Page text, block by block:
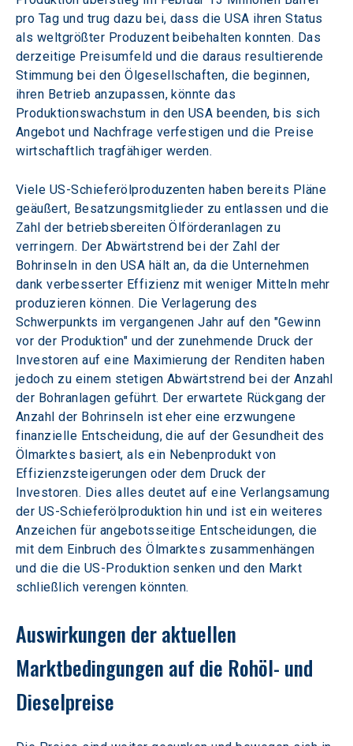
pro Tag und trug dazu bei, dass die USA ihren Status
als weltgrößter Produzent beibehalten konnten. Das
derzeitige Preisumfeld und die daraus resultierende
Stimmung bei den Ölgesellschaften, die beginnen,
ihren Betrieb anzupassen, könnte das
Produktionswachstum in den USA beenden, bis sich
Angebot und Nachfrage verfestigen und die Preise
wirtschaftlich tragfähiger werden.
Viele US-Schieferölproduzenten haben bereits Pläne
geäußert, Besatzungsmitglieder zu entlassen und die
Zahl der betriebsbereiten Ölförderanlagen zu
verringern. Der Abwärtstrend bei der Zahl der
Bohrinseln in den USA hält an, da die Unternehmen
dank verbesserter Effizienz mit weniger Mitteln mehr
produzieren können. Die Verlagerung des
Schwerpunkts im vergangenen Jahr auf den "Gewinn
vor der Produktion" und der zunehmende Druck der
Investoren auf eine Maximierung der Renditen haben
jedoch zu einem stetigen Abwärtstrend bei der Anzahl
der Bohranlagen geführt. Der erwartete Rückgang der
Anzahl der Bohrinseln ist eher eine erzwungene
finanzielle Entscheidung, die auf der Gesundheit des
Ölmarktes basiert, als ein Nebenprodukt von
Effizienzsteigerungen oder dem Druck der
Investoren. Dies alles deutet auf eine Verlangsamung
der US-Schieferölproduktion hin und ist ein weiteres
Anzeichen für angebotsseitige Entscheidungen, die
mit dem Einbruch des Ölmarktes zusammenhängen
und die die US-Produktion senken und den Markt
schließlich verengen könnten.
Auswirkungen der aktuellen
Marktbedingungen auf die Rohöl- und
Dieselpreise